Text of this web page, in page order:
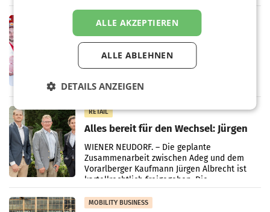
RETAIL
Penny modernisiert zwei Filialen in
Ober- und Niederösterreich
WIENER NEUDORF. – Im Rahmen einer
laufenden Modernisierungsoffensive
Oberösterreich. Die beiden Standorte liegen
RETAIL
Alles bereit für den Wechsel: Jürgen
Albrecht setzt ab 1.1.2027 auf Adeg
WIENER NEUDORF. – Die geplante
Zusammenarbeit zwischen Adeg und dem
Vorarlberger Kaufmann Jürgen Albrecht ist
kartellrechtlich freigegeben: Die
Bundeswettbewerbsbehörde und der
Bundeskartellanwalt
MOBILITY BUSINESS
ALLE AKZEPTIEREN
ALLE ABLEHNEN
DETAILS ANZEIGEN